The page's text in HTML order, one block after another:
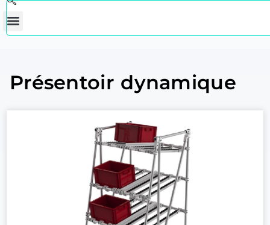
Présentoir dynamique